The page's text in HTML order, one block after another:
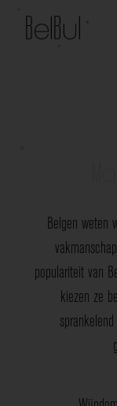
Belgen weten
populariteit van
kiezen ze